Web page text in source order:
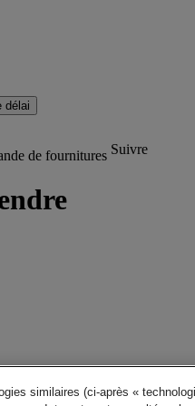
délai
de fournitures Suivre
similaires (ci-après «